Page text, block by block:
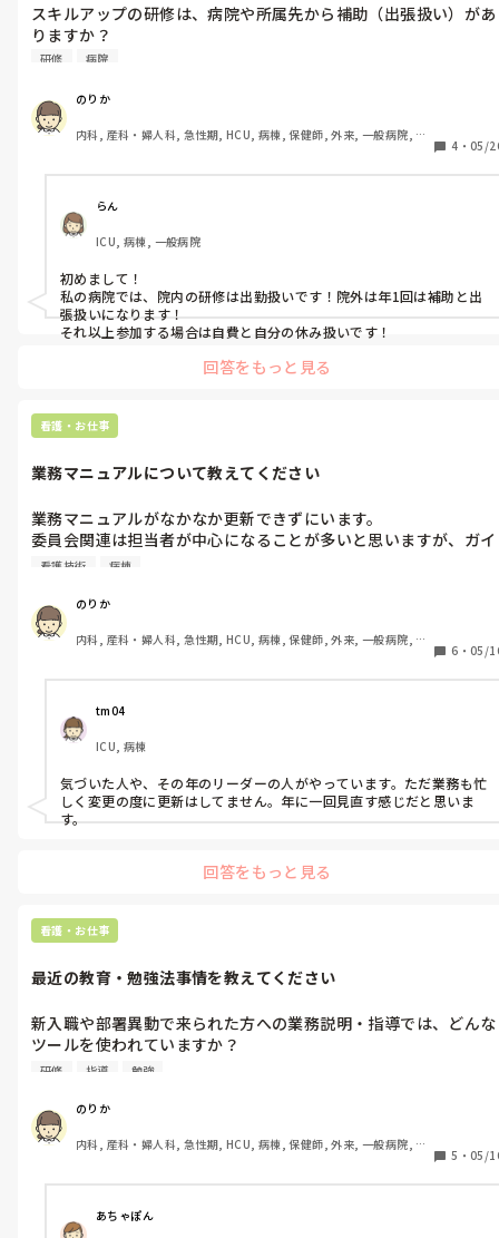
スキルアップの研修は、病院や所属先から補助（出張扱い）があ
りますか？
研修 病院
のりか
内科, 産科・婦人科, 急性期, HCU, 病棟, 保健師, 外来, 一般病院, 大
4 ・ 05/
らん
ICU, 病棟, 一般病院
初めまして！
私の病院では、院内の研修は出勤扱いです！院外は年1回は補助と出
張扱いになります！
それ以上参加する場合は自費と自分の休み扱いです！
回答をもっと見る
看護・お仕事
業務マニュアルについて教えてください
業務マニュアルがなかなか更新できずにいます。
委員会関連は担当者が中心になることが多いと思いますが、ガイ
ドラインの改訂なども含め、皆さんの職場ではどのタイミングで
「年1回」「変更時のみ」「気付いた人が随時」など、教えてい
ただけるとうれしいです😊
また、更新作業は誰が担当していますか？
委員会、リンクナース、教育担当、部署全体など…実際の運用が
看護技術 病棟
のりか
内科, 産科・婦人科, 急性期, HCU, 病棟, 保健師, 外来, 一般病院, 大
6 ・ 05/
tm04
ICU, 病棟
気づいた人や、その年のリーダーの人がやっています。ただ業務も忙
しく変更の度に更新はしてません。年に一回見直す感じだと思いま
す。
回答をもっと見る
看護・お仕事
最近の教育・勉強法事情を教えてください
新入職や部署異動で来られた方への業務説明・指導では、どんな
ツールを使われていますか？
教科書・資料などの紙媒体、院内マニュアル、デジタル教材な
私自身、病棟の臨床を離れてしばらく経つので最近の事情が気に
なっています。
研修 指導 勉強
のりか
内科, 産科・婦人科, 急性期, HCU, 病棟, 保健師, 外来, 一般病院, 大
5 ・ 05/
あちゃぽん